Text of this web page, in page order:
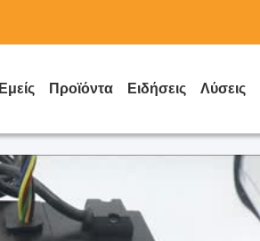
Προϊόντα Ειδήσεις Λύσεις